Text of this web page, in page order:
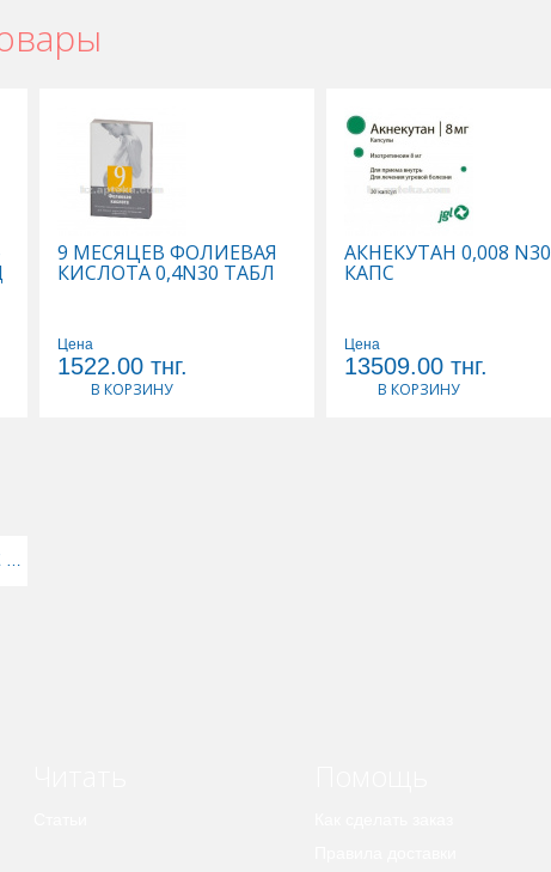
9 МЕСЯЦЕВ ФОЛИЕВАЯ
КИСЛОТА 0,4N30 ТАБЛ
Цена
1522.00 тнг.
В КОРЗИНУ
АКНЕКУТАН 0,008 N30
КАПС
Цена
13509.00 тнг.
В КОРЗИНУ
СУСТАВИТ САБЕЛЬНИК С ЭКСТР ТРАВ ГЕЛЬ-БАЛЬЗАМ 100М